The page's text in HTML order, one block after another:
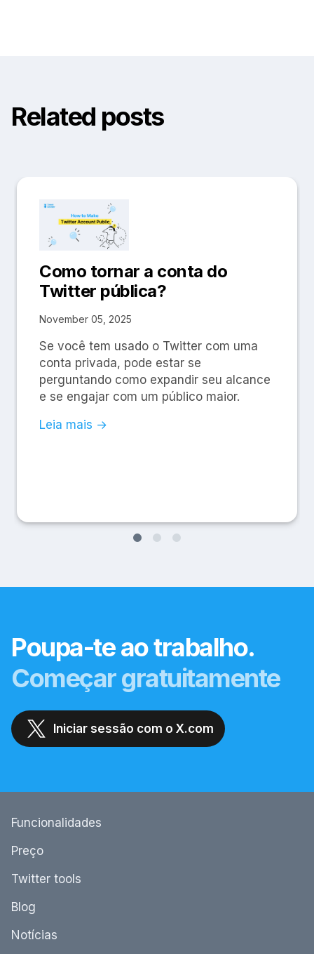
Related posts
Como tornar a conta do
Twitter pública?
November 05, 2025
Se você tem usado o Twitter com uma
conta privada, pode estar se
perguntando como expandir seu alcance
e se engajar com um público maior.
Leia mais →
Poupa-te ao trabalho.
Começar gratuitamente
Iniciar sessão com o X.com
Funcionalidades
Preço
Twitter tools
Blog
Notícias